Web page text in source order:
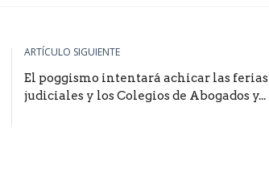
ARTÍCULO SIGUIENTE
El poggismo intentará achicar las ferias
judiciales y los Colegios de Abogados y...